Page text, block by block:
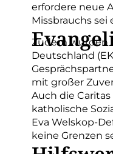
erfordere neue
Missbrauchs sei
Zudem wurden
Deutschland
mit großer
Auch die
katholische
Eva Welskop-
keine Grenzen